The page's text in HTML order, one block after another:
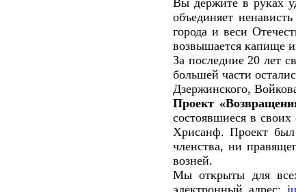
Вы держите в руках
объединяет
города и веси
возвышается капище
За последние 20 лет
большей части
Дзержинского,
Проект
состоявшиеся в своих
Хрисанф. Проект был
членства, ни
возней.
Мы открыты для
электронный адрес: